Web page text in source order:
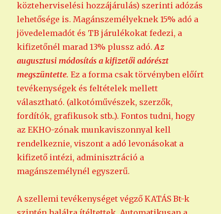
közteherviselési hozzájárulás) szerinti adózás
lehetősége is. Magánszemélyeknek 15% adó a
jövedelemadót és TB járulékokat fedezi, a
kifizetőnél marad 13% plussz adó.Az
augusztusi módosítás a kifizetői adórészt
megszüntette. Ez a forma csak törvényben előírt
tevékenységek és feltételek mellett
választható. (alkotóművészek, szerzők,
fordítók, grafikusok stb..). Fontos tudni, hogy
az EKHO-zónak munkaviszonnyal kell
rendelkeznie, viszont a adó levonásokat a
kifizető intézi, adminisztráció a
magánszemélynél egyszerű.
A szellemi tevékenységet végző KATÁS Bt-k